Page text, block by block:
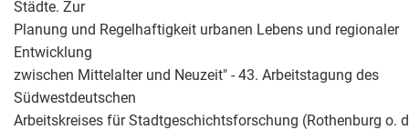
Städte. Zur
Planung und Regelhaftigkeit urbanen Lebens und regionaler
Entwicklung
zwischen Mittelalter und Neuzeit" - 43. Arbeitstagung des
Südwestdeutschen
Arbeitskreises für Stadtgeschichtsforschung (Rothenburg o.